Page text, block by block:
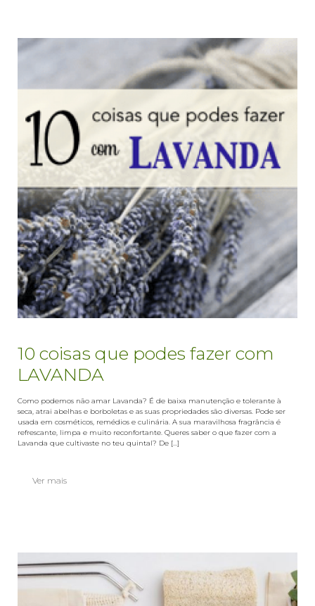
10 coisas que podes fazer com
LAVANDA
Como podemos não amar Lavanda? É de baixa manutenção e tolerante à
seca, atrai abelhas e borboletas e as suas propriedades são diversas. Pode ser
usada em cosméticos, remédios e culinária. A sua maravilhosa fragrância é
refrescante, limpa e muito reconfortante. Queres saber o que fazer com a
Lavanda que cultivaste no teu quintal? De [...]
Ver mais